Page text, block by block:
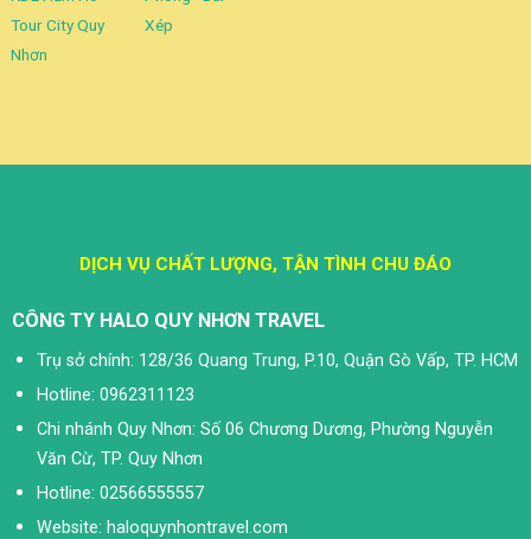
Tour City Quy
Nhơn
Xép
DỊCH VỤ CHẤT LƯỢNG, TẬN TÌNH CHU ĐÁO
CÔNG TY HALO QUY NHƠN TRAVEL
Trụ sở chính: 128/36 Quang Trung, P.10, Quận Gò Vấp, TP. HCM
Hotline: 0962311123
Chi nhánh Quy Nhơn: Số 06 Chương Dương, Phường Nguyễn
Văn Cừ, TP. Quy Nhơn
Hotline: 02566555557
Website: haloquynhontravel.com